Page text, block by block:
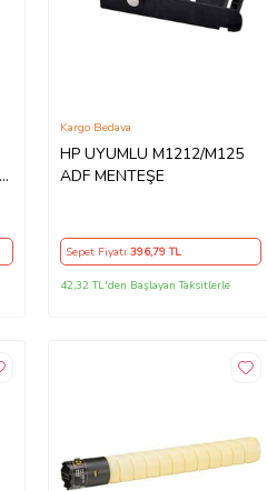
HP UYUMLU M1212/M125
ADF MENTEŞE
Kargo Bedava
Sepet Fiyatı 396,79 TL
42,32 TL'den Başlayan Taksitlerle